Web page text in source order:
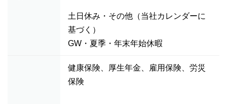
土日休み・その他（当社カレンダーに
基づく）
GW・夏季・年末年始休暇
健康保険、厚生年金、雇用保険、労災
保険